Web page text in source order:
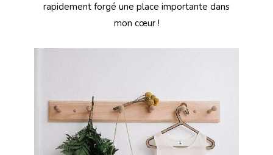
rapidement forgé une place importante dans
mon cœur !